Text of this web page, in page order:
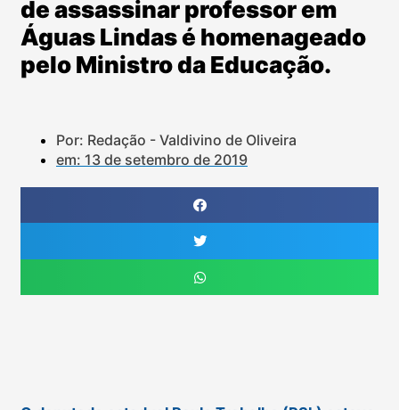
de assassinar professor em
Águas Lindas é homenageado
pelo Ministro da Educação.
Por: Redação - Valdivino de Oliveira
em: 13 de setembro de 2019